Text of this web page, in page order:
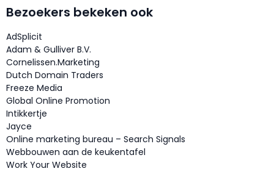
Bezoekers bekeken ook
AdSplicit
Adam & Gulliver B.V.
Cornelissen.Marketing
Dutch Domain Traders
Freeze Media
Global Online Promotion
Intikkertje
Jayce
Online marketing bureau – Search Signals
Webbouwen aan de keukentafel
Work Your Website